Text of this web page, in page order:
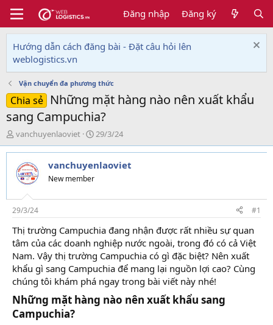
Đăng nhập Đăng ký
Hướng dẫn cách đăng bài - Đặt câu hỏi lên
weblogistics.vn
Vận chuyển đa phương thức
Chia sẻ
Những mặt hàng nào nên xuất khẩu
sang Campuchia?
T
h
r
e
a
s
t
a
r
t
e
r
vanchuyenlaoviet
N
g
à
y
i
29/3/24
vanchuyenlaoviet
New member
29/3/24 #1
Thị trường Campuchia đang nhận được rất nhiều sự quan
tâm của các doanh nghiệp nước ngoài, trong đó có cả Việt
Nam. Vậy thị trường Campuchia có gì đặc biệt? Nên xuất
khẩu gì sang Campuchia để mang lại nguồn lợi cao? Cùng
chúng tôi khám phá ngay trong bài viết này nhé!
Những mặt hàng nào nên xuất khẩu sang
Campuchia?​